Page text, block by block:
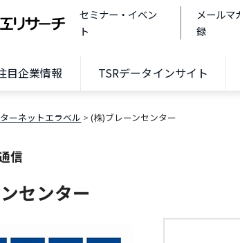
セミナー・イベン
ト
メールマ
録
目企業情報 TSRデータインサイト
ーネットエラベル (株)ブレーンセンター
信
センター